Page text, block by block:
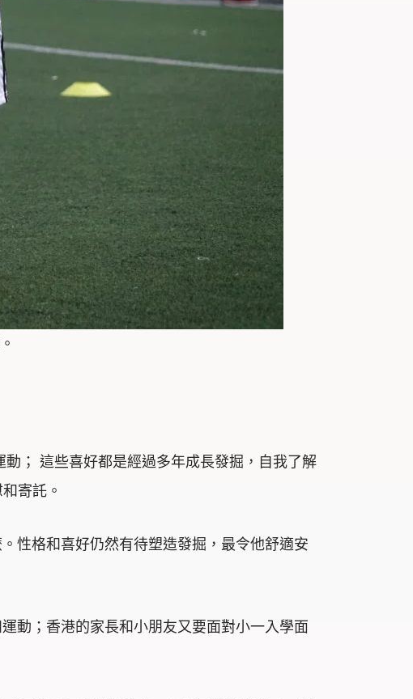
； 這些喜好都是經過多年成長發掘，自我了解
寄託。
性格和喜好仍然有待塑造發掘，最令他舒適安
動；香港的家長和小朋友又要面對小一入學面